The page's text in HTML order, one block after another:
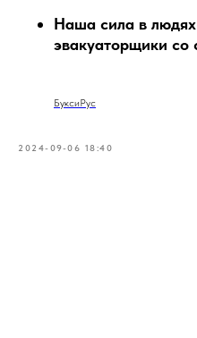
Наша сила в
эвакуаторщики со
БуксиРус
2024-09-06 18:40